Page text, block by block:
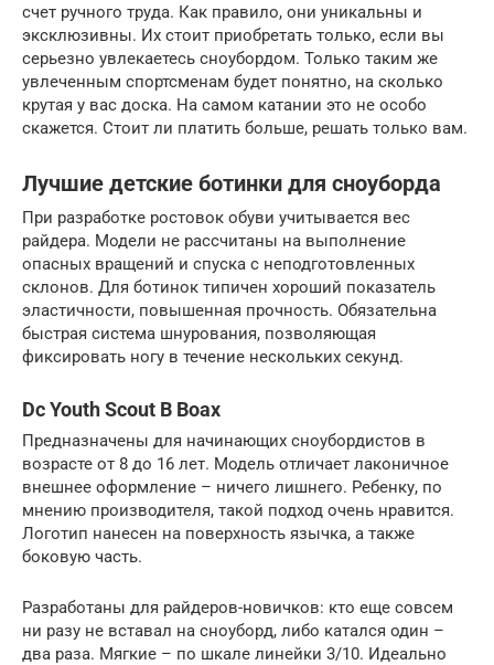
счет ручного труда. Как правило, они уникальны и
эксклюзивны. Их стоит приобретать только, если вы
серьезно увлекаетесь сноубордом. Только таким же
увлеченным спортсменам будет понятно, на сколько
крутая у вас доска. На самом катании это не особо
скажется. Стоит ли платить больше, решать только вам.
Лучшие детские ботинки для сноуборда
При разработке ростовок обуви учитывается вес
райдера. Модели не рассчитаны на выполнение
опасных вращений и спуска с неподготовленных
склонов. Для ботинок типичен хороший показатель
эластичности, повышенная прочность. Обязательна
быстрая система шнурования, позволяющая
фиксировать ногу в течение нескольких секунд.
Dc Youth Scout B Boax
Предназначены для начинающих сноубордистов в
возрасте от 8 до 16 лет. Модель отличает лаконичное
внешнее оформление – ничего лишнего. Ребенку, по
мнению производителя, такой подход очень нравится.
Логотип нанесен на поверхность язычка, а также
боковую часть.
Разработаны для райдеров-новичков: кто еще совсем
ни разу не вставал на сноуборд, либо катался один –
два раза. Мягкие – по шкале линейки 3/10. Идеально